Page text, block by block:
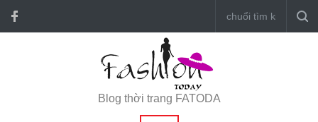
Blog thời trang FATODA